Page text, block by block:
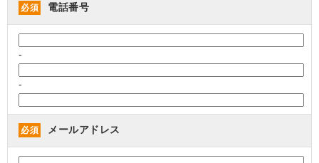
必須 電話番号
-
-
必須 メールアドレス